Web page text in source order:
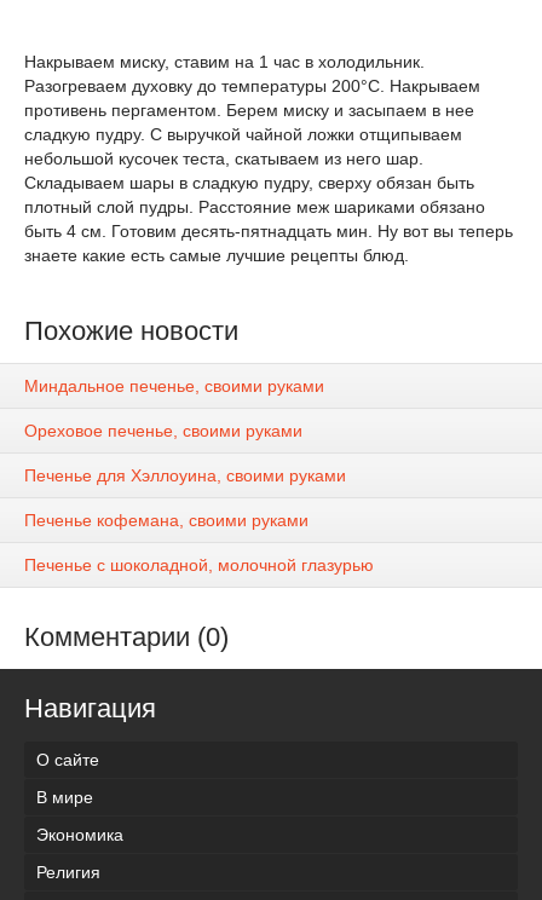
Накрываем миску, ставим на 1 час в холодильник.
Разогреваем духовку до температуры 200°C. Накрываем
противень пергаментом. Берем миску и засыпаем в нее
сладкую пудру. С выручкой чайной ложки отщипываем
небольшой кусочек теста, скатываем из него шар.
Складываем шары в сладкую пудру, сверху обязан быть
плотный слой пудры. Расстояние меж шариками обязано
быть 4 см. Готовим десять-пятнадцать мин. Ну вот вы теперь
знаете какие есть самые лучшие рецепты блюд.
Похожие новости
Миндальное печенье, своими руками
Ореховое печенье, своими руками
Печенье для Хэллоуина, своими руками
Печенье кофемана, своими руками
Печенье с шоколадной, молочной глазурью
Комментарии (0)
Навигация
О сайте
В мире
Экономика
Религия